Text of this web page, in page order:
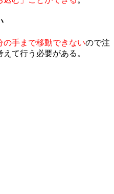
の手まで移動できないので注
て行う必要がある。